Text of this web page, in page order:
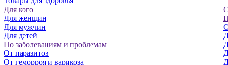
Для кого
Для женщин
Для мужчин
Для детей
По заболеваниям и проблемам
От паразитов
Oт геморроя и варикоза